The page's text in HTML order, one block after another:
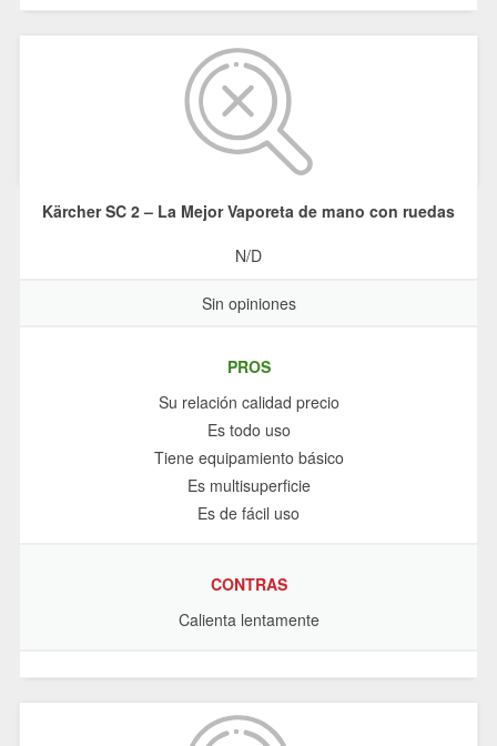
Kärcher SC 2 – La Mejor Vaporeta de mano con ruedas
N/D
Sin opiniones
PROS
Su relación calidad precio
Es todo uso
Tiene equipamiento básico
Es multisuperficie
Es de fácil uso
CONTRAS
Calienta lentamente